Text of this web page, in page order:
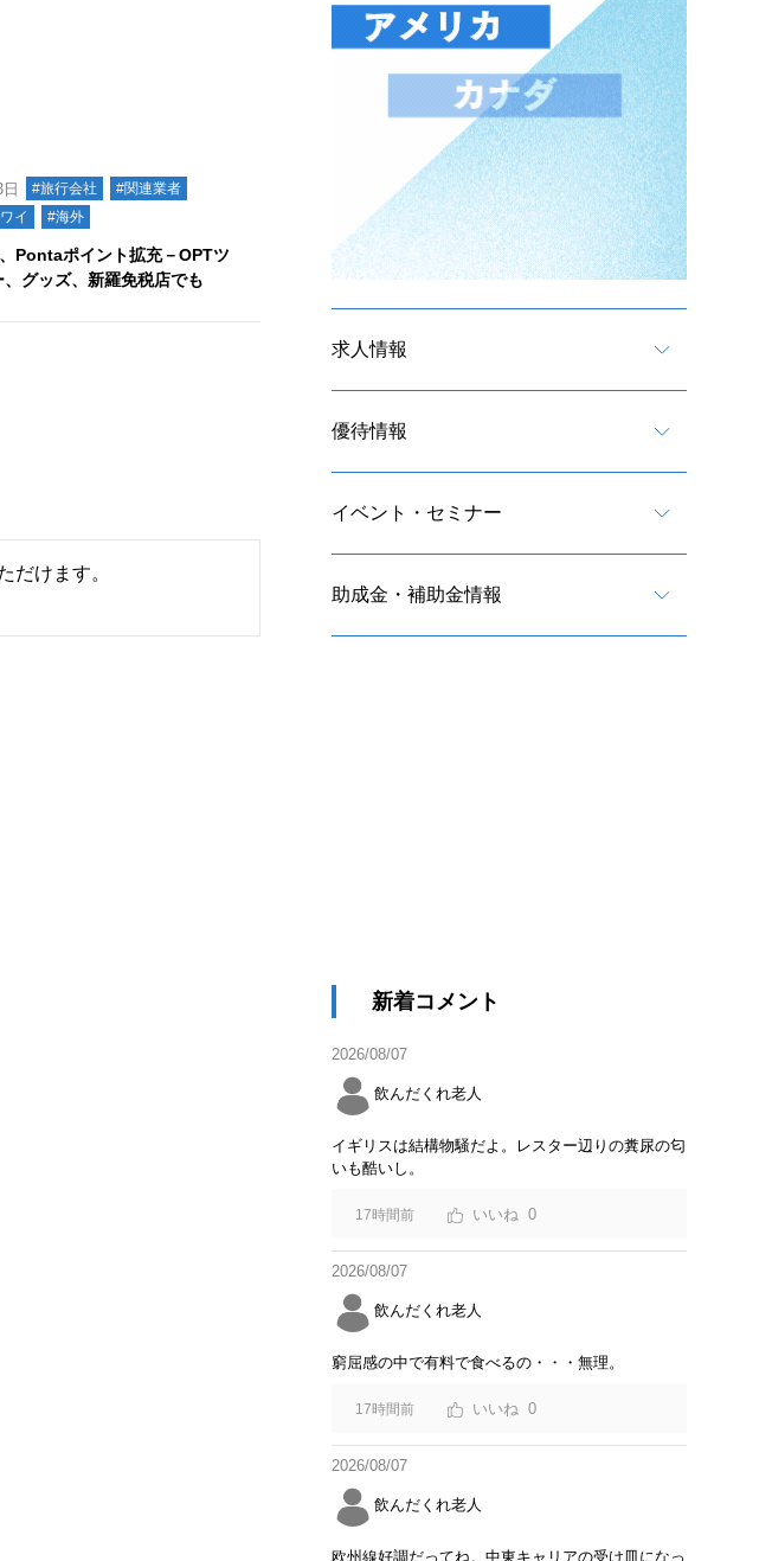
#旅行会社
#関連業者
イ
#海外
Pontaポイント拡充－OPTツ
、グッズ、新羅免税店でも
だけます。
求人情報
優待情報
イベント・セミナー
助成金・補助金情報
新着コメント
2026/08/07
飲んだくれ老人
イギリスは結構物騒だよ。レスター辺りの糞尿の匂
いも酷いし。
17時間前 0
2026/08/07
飲んだくれ老人
窮屈感の中で有料で食べるの・・・無理。
17時間前 0
2026/08/07
飲んだくれ老人
欧州線好調だってね。中東キャリアの受け皿になっ